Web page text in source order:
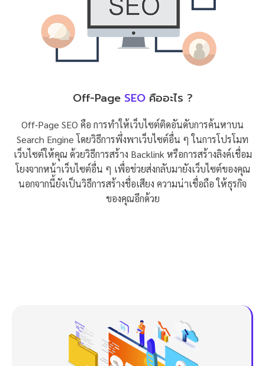
Off-Page SEOคืออะไร ?
Off-Page SEO คือ การทำให้เว็บไซต์ติดอันดับการค้นหาบน
Search Engine โดยวิธีการพึ่งพาเว็บไซต์อื่น ๆ ในการโปรโมท
เว็บไซต์ให้คุณ ด้วยวิธีการสร้าง Backlink หรือการสร้างลิงค์เชื่อม
โยงจากหน้าเว็บไซต์อื่น ๆ เพื่อช่วยส่งกลับมายังเว็บไซต์ของคุณ
นอกจากนี้ยังเป็นวิธีการสร้างชื่อเสียง ความน่าเชื่อถือ ให้ธุรกิจ
ของคุณอีกด้วย